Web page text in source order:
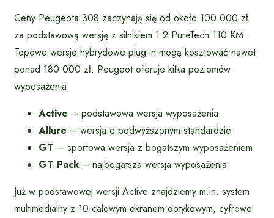
Ceny Peugeota 308 zaczynają się od około 100 000 zł
za podstawową wersję z silnikiem 1.2 PureTech 110 KM.
Topowe wersje hybrydowe plug-in mogą kosztować nawet
ponad 180 000 zł. Peugeot oferuje kilka poziomów
wyposażenia:
Active – podstawowa wersja wyposażenia
Allure – wersja o podwyższonym standardzie
GT – sportowa wersja z bogatszym wyposażeniem
GT Pack – najbogatsza wersja wyposażenia
Już w podstawowej wersji Active znajdziemy m.in. system
multimedialny z 10-calowym ekranem dotykowym, cyfrowe